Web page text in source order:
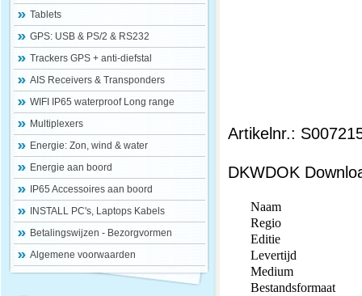
Tablets
GPS: USB & PS/2 & RS232
Trackers GPS + anti-diefstal
AIS Receivers & Transponders
WIFI IP65 waterproof Long range
Multiplexers
Energie: Zon, wind & water
Energie aan boord
IP65 Accessoires aan boord
INSTALL PC's, Laptops Kabels
Betalingswijzen - Bezorgvormen
Algemene voorwaarden
Artikelnr.:
DKWDOK
Naam
Regio
Editie
Levertijd
Medium
Bestandsformaat